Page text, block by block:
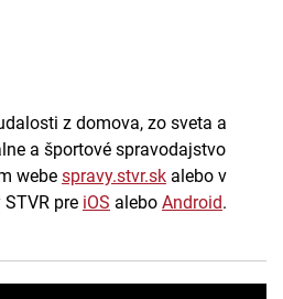
z domova, zo sveta a
a športové spravodajstvo
webe spravy.stvr.sk alebo v
pre iOS alebo Android.